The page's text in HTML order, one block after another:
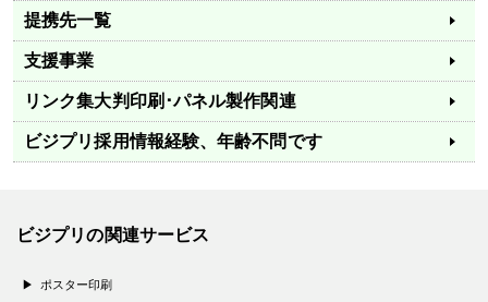
提携先一覧
支援事業
リンク集大判印刷･パネル製作関連
ビジプリ採用情報経験、年齢不問です
ビジプリの関連サービス
ポスター印刷